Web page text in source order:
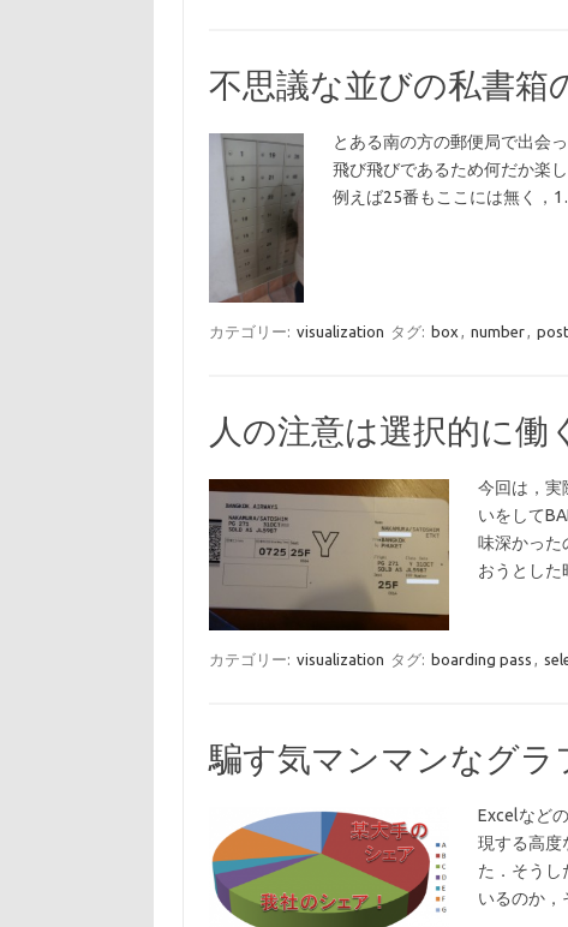
不思議な並びの私書箱
とある南の方の郵便局で出会
飛び飛びであるため何だか楽
例えば25番もここには無く，
カテゴリー: visualization タグ: box number
人の注意は選択的に働
今回は，実
いをして
味深かった
おうとし
カテゴリー: visualization タグ: boarding pass
騙す気マンマンなグラ
Excelなど
現する高度
た．そうし
いるのか